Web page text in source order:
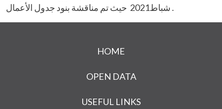
شباط2021  حيث تم مناقشة بنود جدول الأعمال .
HOME
OPEN DATA
USEFUL LINKS